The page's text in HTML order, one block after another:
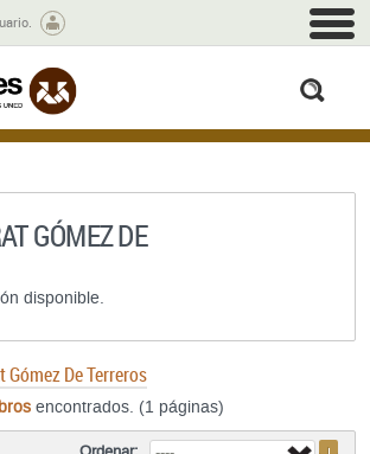
GÓMEZ DE
disponible.
De Terreros
encontrados. (1 páginas)